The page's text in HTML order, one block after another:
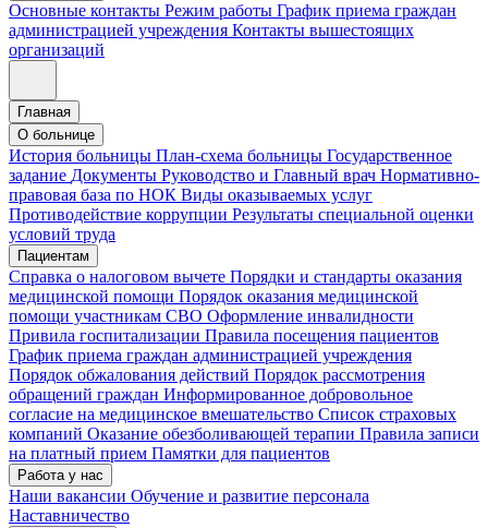
Основные контакты Режим работы График приема граждан
администрацией учреждения Контакты вышестоящих
организаций
Главная
О больнице
История больницы План-схема больницы Государственное
задание Документы Руководство и Главный врач Нормативно-
правовая база по НОК Виды оказываемых услуг
Противодействие коррупции Результаты специальной оценки
условий труда
Пациентам
Справка о налоговом вычете Порядки и стандарты оказания
медицинской помощи Порядок оказания медицинской
помощи участникам СВО Оформление инвалидности
Привила госпитализации Правила посещения пациентов
График приема граждан администрацией учреждения
Порядок обжалования действий Порядок рассмотрения
обращений граждан Информированное добровольное
согласие на медицинское вмешательство Список страховых
компаний Оказание обезболивающей терапии Правила записи
на платный прием Памятки для пациентов
Работа у нас
Наши вакансии Обучение и развитие персонала
Наставничество